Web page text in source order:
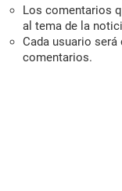
Los comentarios
al tema de la
Cada usuario
comentarios.